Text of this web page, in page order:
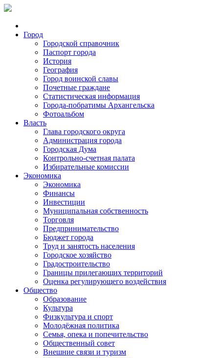
Город
Городской справочник
Паспорт города
История
География
Город воинской славы
Почетные граждане
Статистическая информация
Города-побратимы Архангельска
Фотоальбом
Власть
Глава городского округа
Администрация города
Городская Дума
Контрольно-счетная палата
Избирательные комиссии
Экономика
Экономика
Финансы
Инвестиции
Муниципальная собственность
Торговля
Предпринимательство
Бюджет города
Труд и занятость населения
Городское хозяйство
Градостроительство
Границы прилегающих территорий
Оценка регулирующего воздействия
Общество
Образование
Культура
Физкультура и спорт
Молодёжная политика
Семья, опека и попечительство
Общественный совет
Внешние связи и туризм